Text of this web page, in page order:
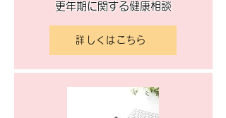
更年期に関する健康相談
詳しくはこちら